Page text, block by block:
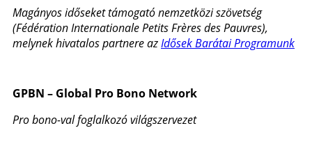
Magányos időseket támogató nemzetközi szövetség
(Fédération Internationale Petits Frères des Pauvres),
melynek hivatalos partnere azIdősek Barátai Programunk
GPBN – Global Pro Bono Network
Pro bono-val foglalkozó világszervezet